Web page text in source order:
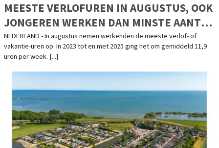
MEESTE VERLOFUREN IN AUGUSTUS, OOK
JONGEREN WERKEN DAN MINSTE AANTAL
UREN
NEDERLAND - In augustus nemen werkenden de meeste verlof- of
vakantie-uren op. In 2023 tot en met 2025 ging het om gemiddeld 11,9
uren per week. [...]